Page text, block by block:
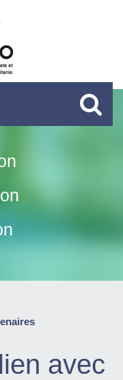
avec